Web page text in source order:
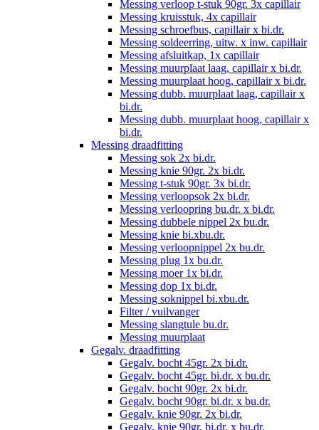
Messing verloop t-stuk 90gr. 3x capillair
Messing kruisstuk, 4x capillair
Messing schroefbus, capillair x bi.dr.
Messing soldeerring, uitw. x inw. capillair
Messing afsluitkap, 1x capillair
Messing muurplaat laag, capillair x bi.dr.
Messing muurplaat hoog, capillair x bi.dr.
Messing dubb. muurplaat laag, capillair x
bi.dr.
Messing dubb. muurplaat hoog, capillair x
bi.dr.
Messing draadfitting
Messing sok 2x bi.dr.
Messing knie 90gr. 2x bi.dr.
Messing t-stuk 90gr. 3x bi.dr.
Messing verloopsok 2x bi.dr.
Messing verloopring bu.dr. x bi.dr.
Messing dubbele nippel 2x bu.dr.
Messing knie bi.xbu.dr.
Messing verloopnippel 2x bu.dr.
Messing plug 1x bu.dr.
Messing moer 1x bi.dr.
Messing dop 1x bi.dr.
Messing soknippel bi.xbu.dr.
Filter / vuilvanger
Messing slangtule bu.dr.
Messing muurplaat
Gegalv. draadfitting
Gegalv. bocht 45gr. 2x bi.dr.
Gegalv. bocht 45gr. bi.dr. x bu.dr.
Gegalv. bocht 90gr. 2x bi.dr.
Gegalv. bocht 90gr. bi.dr. x bu.dr.
Gegalv. knie 90gr. 2x bi.dr.
Gegalv. knie 90gr. bi.dr. x bu.dr.